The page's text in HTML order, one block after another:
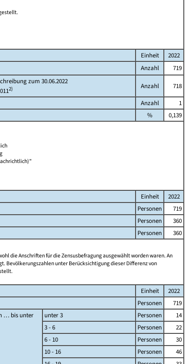
Einheit
2022
Anzahl
719
zum 30.06.2022
2) Anzahl 718
Anzahl
1
%
0,139
Einheit
2022
Personen
719
Personen
360
Personen
360
die Anschriften für die Zensusbefragung ausgewählt worden waren. An
Bevölkerungszahlen unter Berücksichtigung dieser Differenz von
Einheit
2022
Personen
719
… bis unter
unter 3 Personen
14
3 - 6
Personen
22
6 - 10
Personen
30
10 - 16
Personen
46